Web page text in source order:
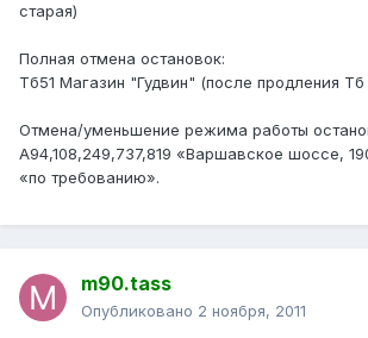
старая)
Полная отмена остановок:
Тб51 Магазин "Гудвин" (после продления Тб
Отмена/уменьшение режима работы
А94,108,249,737,819 «Варшавское шоссе,
«по требованию».
m90.tass
Опубликовано 2 ноября, 2011